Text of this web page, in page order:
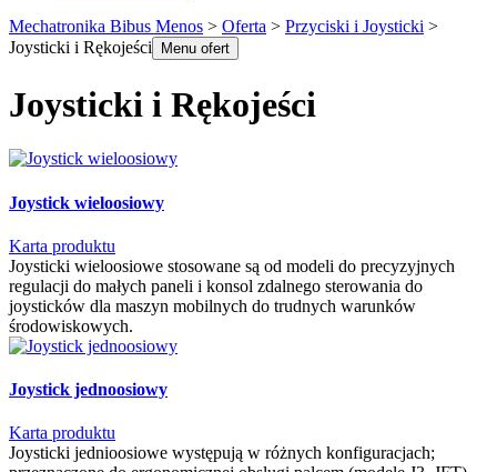
Mechatronika Bibus Menos > Oferta > Przyciski i Joysticki >
Joysticki i Rękojeści
Menu ofert
Joysticki i Rękojeści
Joystick wieloosiowy
Karta produktu
Joysticki wieloosiowe stosowane są od modeli do precyzyjnych
regulacji do małych paneli i konsol zdalnego sterowania do
joysticków dla maszyn mobilnych do trudnych warunków
środowiskowych.
Joystick jednoosiowy
Karta produktu
Joysticki jednioosiowe występują w różnych konfiguracjach;